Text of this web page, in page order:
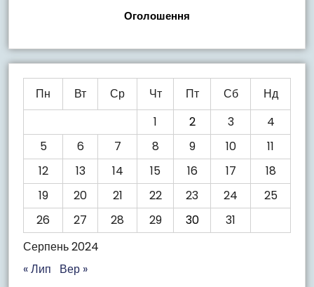
Оголошення
Серпень 2024
Пн Вт Ср Чт Пт Сб
Нд
1
2 3
4
5
6 7 8 9 10
11
12
13 14 15 16 17
18
19
20 21 22 23 24
25
26
27 28 29 30 31
« Лип Вер »